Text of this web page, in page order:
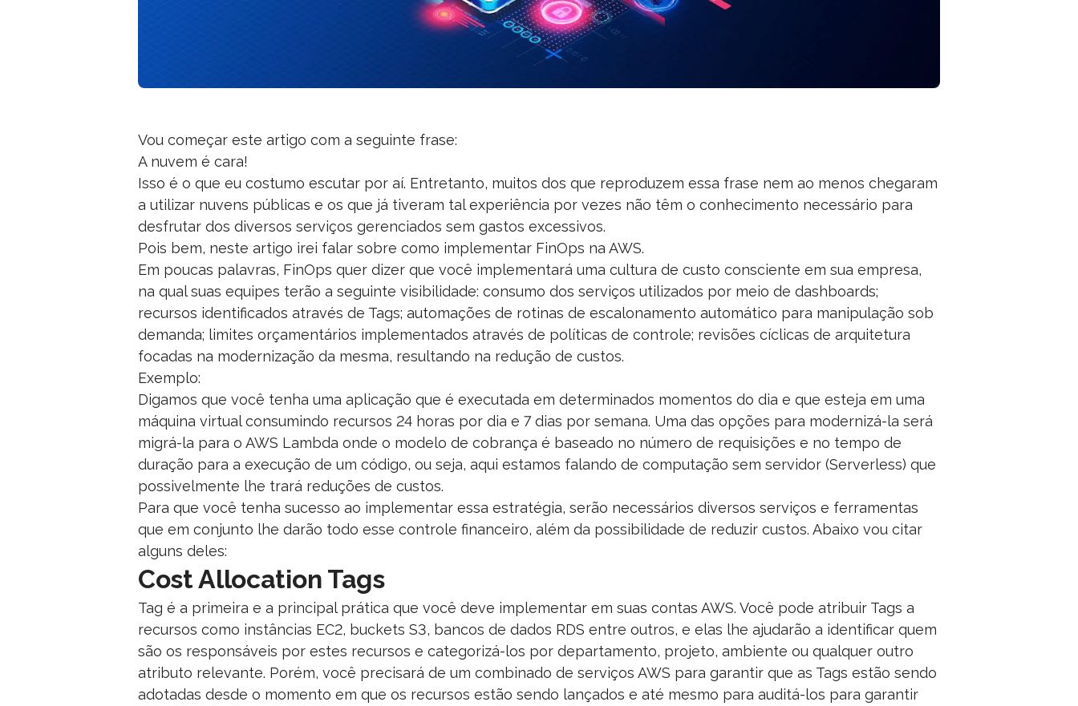
Vou começar este artigo com a seguinte frase:
A nuvem é cara!
Isso é o que eu costumo escutar por aí. Entretanto, muitos dos que reproduzem essa frase nem ao menos chegaram
a utilizar nuvens públicas e os que já tiveram tal experiência por vezes não têm o conhecimento necessário para
desfrutar dos diversos serviços gerenciados sem gastos excessivos.
Pois bem, neste artigo irei falar sobre como implementar FinOps na AWS.
Em poucas palavras, FinOps quer dizer que você implementará uma cultura de custo consciente em sua empresa,
na qual suas equipes terão a seguinte visibilidade: consumo dos serviços utilizados por meio de dashboards;
recursos identificados através de Tags; automações de rotinas de escalonamento automático para manipulação sob
demanda; limites orçamentários implementados através de políticas de controle; revisões cíclicas de arquitetura
focadas na modernização da mesma, resultando na redução de custos.
Exemplo:
Digamos que você tenha uma aplicação que é executada em determinados momentos do dia e que esteja em uma
máquina virtual consumindo recursos 24 horas por dia e 7 dias por semana. Uma das opções para modernizá-la será
migrá-la para o AWS Lambda onde o modelo de cobrança é baseado no número de requisições e no tempo de
duração para a execução de um código, ou seja, aqui estamos falando de computação sem servidor (Serverless) que
possivelmente lhe trará reduções de custos.
Para que você tenha sucesso ao implementar essa estratégia, serão necessários diversos serviços e ferramentas
que em conjunto lhe darão todo esse controle financeiro, além da possibilidade de reduzir custos. Abaixo vou citar
alguns deles:
Cost Allocation Tags
Tag é a primeira e a principal prática que você deve implementar em suas contas AWS. Você pode atribuir Tags a
recursos como instâncias EC2, buckets S3, bancos de dados RDS entre outros, e elas lhe ajudarão a identificar quem
são os responsáveis por estes recursos e categorizá-los por departamento, projeto, ambiente ou qualquer outro
atributo relevante. Porém, você precisará de um combinado de serviços AWS para garantir que as Tags estão sendo
adotadas desde o momento em que os recursos estão sendo lançados e até mesmo para auditá-los para garantir